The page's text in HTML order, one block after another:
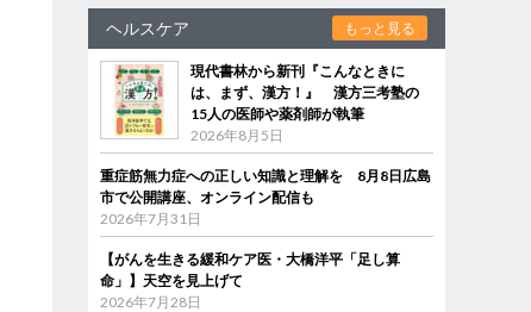
ヘルスケア もっと見る
現代書林から新刊『こんなときに
は、まず、漢方！』 漢方三考塾の
15人の医師や薬剤師が執筆
2026年8月5日
重症筋無力症への正しい知識と理解を 8月8日広島
市で公開講座、オンライン配信も
2026年7月31日
【がんを生きる緩和ケア医・大橋洋平「足し算
命」】天空を見上げて
2026年7月28日